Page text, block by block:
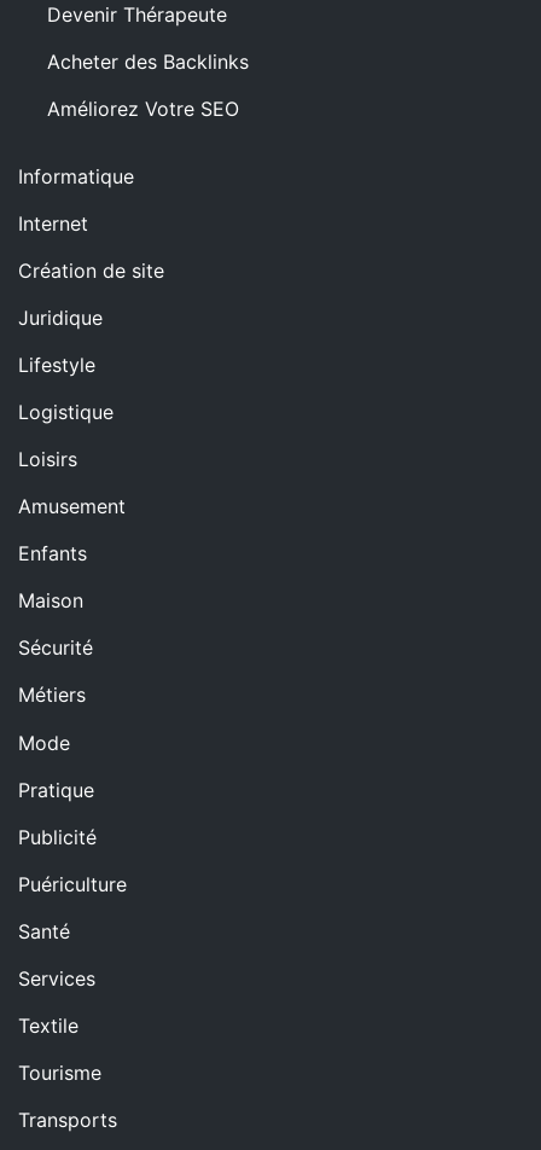
Devenir Thérapeute
Acheter des Backlinks
Améliorez Votre SEO
Informatique
Internet
Création de site
Juridique
Lifestyle
Logistique
Loisirs
Amusement
Enfants
Maison
Sécurité
Métiers
Mode
Pratique
Publicité
Puériculture
Santé
Services
Textile
Tourisme
Transports